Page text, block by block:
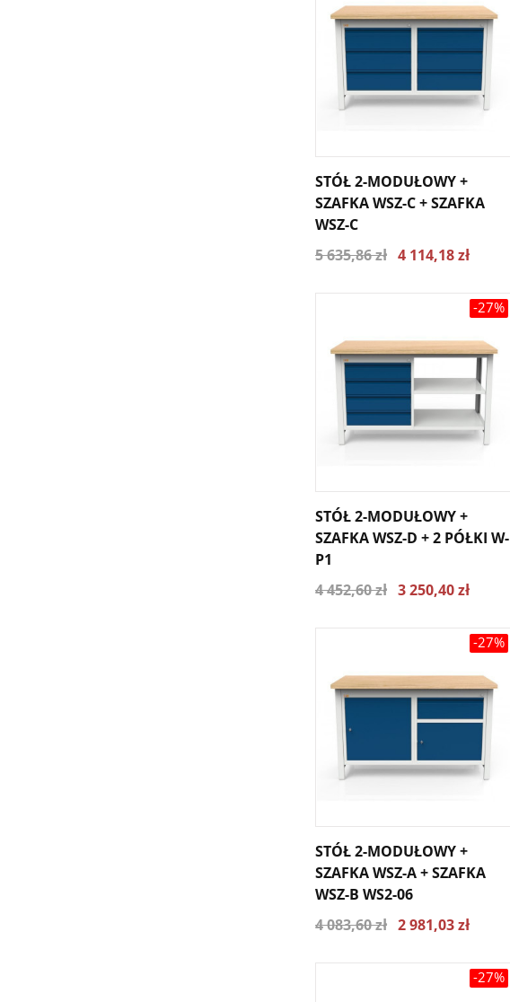
STÓŁ 2-MODUŁOWY +
SZAFKA WSZ-C + SZAFKA
WSZ-C
5 635,86 zł 4 114,18 zł
-27%
STÓŁ 2-MODUŁOWY +
SZAFKA WSZ-D + 2 PÓŁKI W-
P1
4 452,60 zł 3 250,40 zł
-27%
STÓŁ 2-MODUŁOWY +
SZAFKA WSZ-A + SZAFKA
WSZ-B WS2-06
4 083,60 zł 2 981,03 zł
-27%